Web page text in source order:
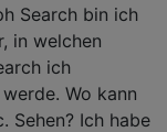
Search bin ich
in welchen
ich
Wo kann
Sehen? Ich habe